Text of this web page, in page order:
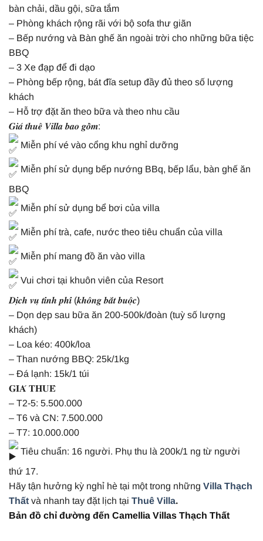
bàn chải, dầu gội, sữa tắm
– Phòng khách rộng rãi với bộ sofa thư giãn
– Bếp nướng và Bàn ghế ăn ngoài trời cho những bữa tiệc
BBQ
– 3 Xe đạp để đi dạo
– Phòng bếp rộng, bát đĩa setup đầy đủ theo số lượng
khách
– Hỗ trợ đặt ăn theo bữa và theo nhu cầu
𝑮𝒊𝒂́ 𝒕𝒉𝒖𝒆̂ 𝑽𝒊𝒍𝒍𝒂 𝒃𝒂𝒐 𝒈𝒐̂̀𝒎:
Miễn phí vé vào cổng khu nghỉ dưỡng
Miễn phí sử dụng bếp nướng BBq, bếp lẩu, bàn ghế ăn
BBQ
Miễn phí sử dụng bể bơi của villa
Miễn phí trà, cafe, nước theo tiêu chuẩn của villa
Miễn phí mang đồ ăn vào villa
Vui chơi tại khuôn viên của Resort
𝑫𝒊̣𝒄𝒉 𝒗𝒖̣ 𝒕𝒊́𝒏𝒉 𝒑𝒉𝒊́ (𝒌𝒉𝒐̂𝒏𝒈 𝒃𝒂̆́𝒕 𝒃𝒖𝒐̣̂𝒄)
– Dọn dẹp sau bữa ăn 200-500k/đoàn (tuỳ số lượng
khách)
– Loa kéo: 400k/loa
– Than nướng BBQ: 25k/1kg
– Đá lạnh: 15k/1 túi
𝐆𝐈𝐀́ 𝐓𝐇𝐔𝐄̂
– T2-5: 5.500.000
– T6 và CN: 7.500.000
– T7: 10.000.000
Tiêu chuẩn: 16 người. Phụ thu là 200k/1 ng từ người
thứ 17.
Hãy tận hưởng kỳ nghỉ hè tại một trong những Villa Thạch
Thất và nhanh tay đặt lịch tại Thuê Villa.
Bản đồ chỉ đường đến Camellia Villas Thạch Thất